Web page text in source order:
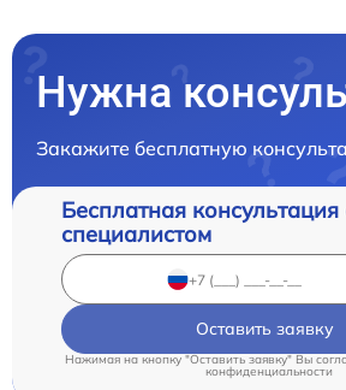
Нужна
Закажите бесплатную
Бесплатная консультация
специалистом
Оставить заявку
Нажимая на кнопку "Оставить заявку" Вы
конфиденциальности